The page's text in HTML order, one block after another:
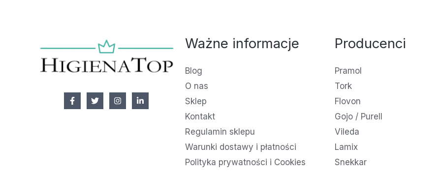
Ważne informacje
Blog
O nas
Sklep
Kontakt
Regulamin sklepu
Warunki dostawy i płatności
Polityka prywatności i Cookies
Producenci
Pramol
Tork
Flovon
Gojo / Purell
Vileda
Lamix
Snekkar